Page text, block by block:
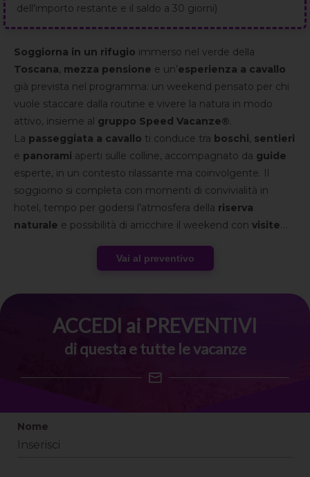
dell'importo restante e il saldo a 30 giorni)
Soggiorna in un rifugio immerso nel verde della
Toscana, mezza pensione e un’esperienza a cavallo
già prevista nel programma: un weekend pensato per chi
vuole staccare dalla routine e vivere la natura in modo
attivo, insieme al gruppo Speed Vacanze®.
La passeggiata a cavallo ti conduce tra boschi, sentieri
e panorami aperti sulle colline, accompagnato da guide
esperte, in un contesto rilassante ma coinvolgente. Il
soggiorno si completa con momenti di convivialità in
hotel, tempo per godersi l’atmosfera della riserva
naturale e possibilità di arricchire il weekend con visite
Un’esperienza che unisce movimento, paesaggio e spirito
Vai al preventivo
ACCEDI ai PREVENTIVI
di questa e tutte le vacanze
Nome